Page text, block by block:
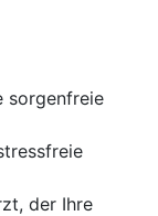
sorgenfreie
der Ihre